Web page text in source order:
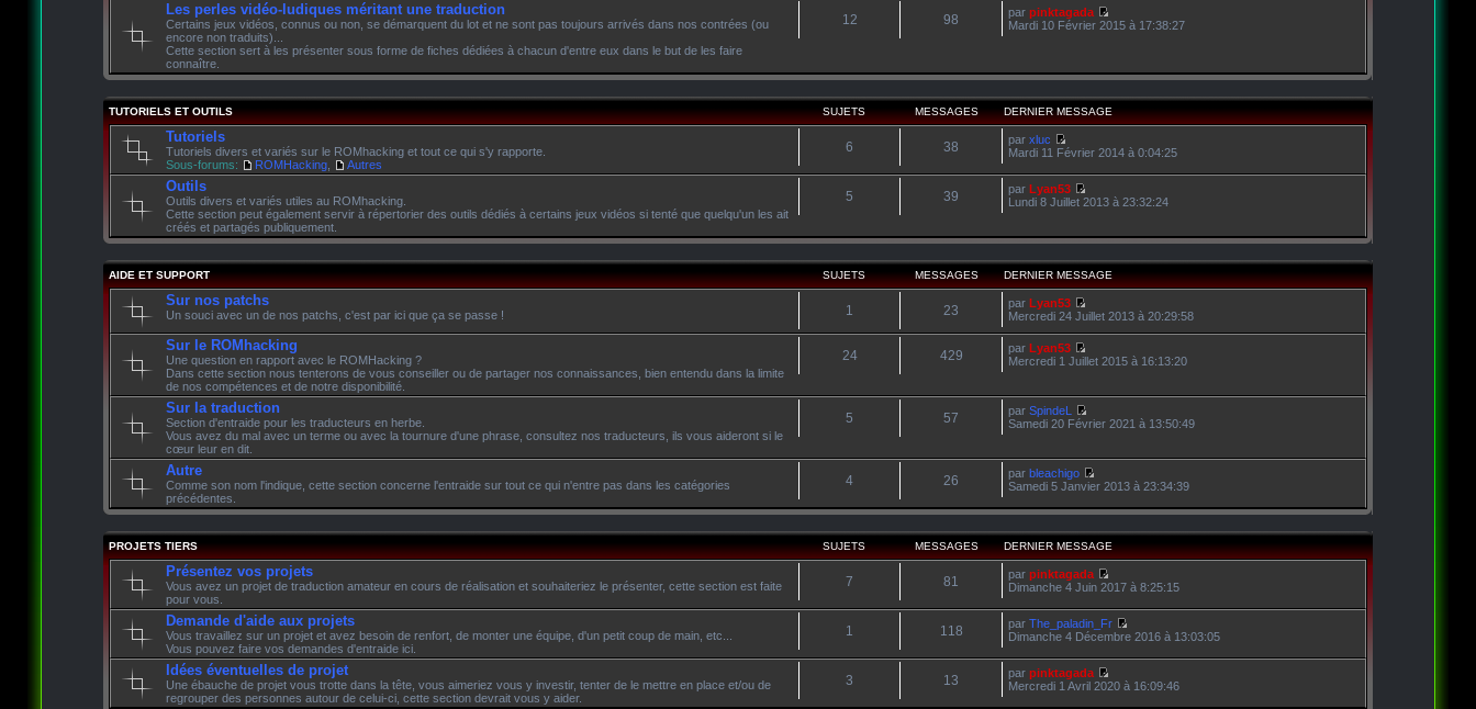
Les perles vidéo-ludiques méritant une traduction
Certains jeux vidéos, connus ou non, se démarquent du lot et ne sont pas toujours arrivés dans nos contrées (ou
encore non traduits)...
Cette section sert à les présenter sous forme de fiches dédiées à chacun d'entre eux dans le but de les faire
connaître.
12 98 par pinktagada
Mardi 10 Février 2015 à 17:38:27
TUTORIELS ET OUTILS SUJETS MESSAGES DERNIER MESSAGE
Tutoriels
Tutoriels divers et variés sur le ROMhacking et tout ce qui s'y rapporte.
Sous-forums:
ROMHacking, Autres
6 38 par xluc
Mardi 11 Février 2014 à 0:04:25
Outils
Outils divers et variés utiles au ROMhacking.
Cette section peut également servir à répertorier des outils dédiés à certains jeux vidéos si tenté que quelqu'un les ait
créés et partagés publiquement.
5 39 par Lyan53
Lundi 8 Juillet 2013 à 23:32:24
AIDE ET SUPPORT SUJETS MESSAGES DERNIER MESSAGE
Sur nos patchs
Un souci avec un de nos patchs, c'est par ici que ça se passe ! 1 23 par Lyan53
Mercredi 24 Juillet 2013 à 20:29:58
Sur le ROMhacking
Une question en rapport avec le ROMHacking ?
Dans cette section nous tenterons de vous conseiller ou de partager nos connaissances, bien entendu dans la limite
de nos compétences et de notre disponibilité.
24 429 par Lyan53
Mercredi 1 Juillet 2015 à 16:13:20
Sur la traduction
Section d'entraide pour les traducteurs en herbe.
Vous avez du mal avec un terme ou avec la tournure d'une phrase, consultez nos traducteurs, ils vous aideront si le
cœur leur en dit.
5 57 par SpindeL
Samedi 20 Février 2021 à 13:50:49
Autre
Comme son nom l'indique, cette section concerne l'entraide sur tout ce qui n'entre pas dans les catégories
précédentes.
4 26 par bleachigo
Samedi 5 Janvier 2013 à 23:34:39
PROJETS TIERS SUJETS MESSAGES DERNIER MESSAGE
Présentez vos projets
Vous avez un projet de traduction amateur en cours de réalisation et souhaiteriez le présenter, cette section est faite
pour vous.
7 81 par pinktagada
Dimanche 4 Juin 2017 à 8:25:15
Demande d'aide aux projets
Vous travaillez sur un projet et avez besoin de renfort, de monter une équipe, d'un petit coup de main, etc...
Vous pouvez faire vos demandes d'entraide ici.
1 118 par The_paladin_Fr
Dimanche 4 Décembre 2016 à 13:03:05
Idées éventuelles de projet
Une ébauche de projet vous trotte dans la tête, vous aimeriez vous y investir, tenter de le mettre en place et/ou de
regrouper des personnes autour de celui-ci, cette section devrait vous y aider.
3 13 par pinktagada
Mercredi 1 Avril 2020 à 16:09:46